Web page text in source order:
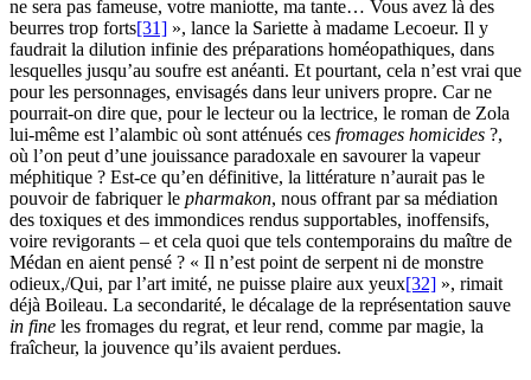
ne sera pas fameuse, votre maniotte, ma tante… Vous avez là des
beurres trop forts[31] », lance la Sariette à madame Lecoeur. Il y
faudrait la dilution infinie des préparations homéopathiques, dans
lesquelles jusqu’au soufre est anéanti. Et pourtant, cela n’est vrai que
pour les personnages, envisagés dans leur univers propre. Car ne
pourrait-on dire que, pour le lecteur ou la lectrice, le roman de Zola
lui-même est l’alambic où sont atténués ces fromages homicides ?,
où l’on peut d’une jouissance paradoxale en savourer la vapeur
méphitique ? Est-ce qu’en définitive, la littérature n’aurait pas le
pouvoir de fabriquer le pharmakon, nous offrant par sa médiation
des toxiques et des immondices rendus supportables, inoffensifs,
voire revigorants – et cela quoi que tels contemporains du maître de
Médan en aient pensé ? « Il n’est point de serpent ni de monstre
odieux,/Qui, par l’art imité, ne puisse plaire aux yeux[32] », rimait
déjà Boileau. La secondarité, le décalage de la représentation sauve
in fine les fromages du regrat, et leur rend, comme par magie, la
fraîcheur, la jouvence qu’ils avaient perdues.